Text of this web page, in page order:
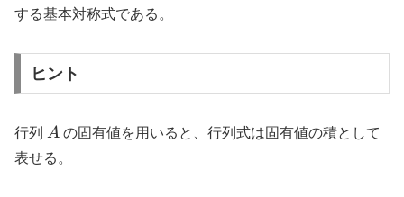
する基本対称式である。
ヒント
行列 A
A の固有値を用いると、行列式は固有値の積として
表せる。